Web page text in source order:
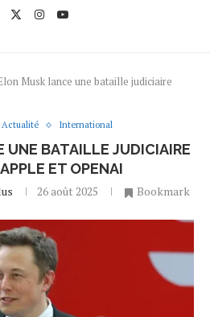
Musk lance une bataille judiciaire
Actualité International
UNE BATAILLE JUDICIAIRE
ET OPENAI
26 août 2025 Bookmark